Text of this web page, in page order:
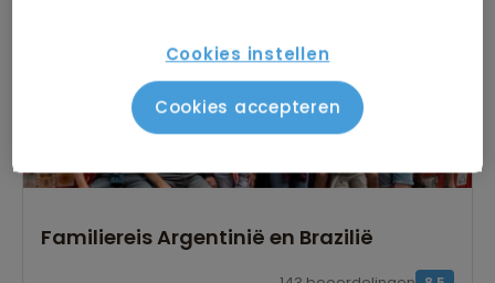
Familiereis Argentinië en Brazilië
Cookies instellen
Cookies accepteren